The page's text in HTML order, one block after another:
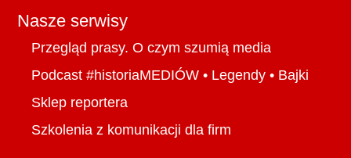
Nasze serwisy
Przegląd prasy. O czym szumią media
Podcast #historiaMEDIÓW • Legendy • Bajki
Sklep reportera
Szkolenia z komunikacji dla firm